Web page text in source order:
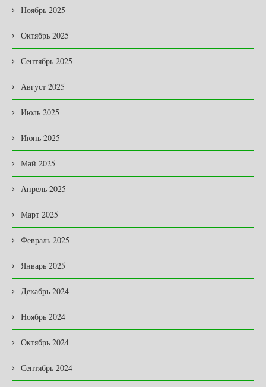
Ноябрь 2025
Октябрь 2025
Сентябрь 2025
Август 2025
Июль 2025
Июнь 2025
Май 2025
Апрель 2025
Март 2025
Февраль 2025
Январь 2025
Декабрь 2024
Ноябрь 2024
Октябрь 2024
Сентябрь 2024